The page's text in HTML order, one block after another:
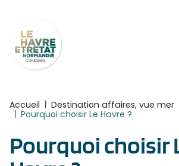
Accueil Destination affaires, vue mer
Pourquoi choisir Le Havre ?
Pourquoi choisir